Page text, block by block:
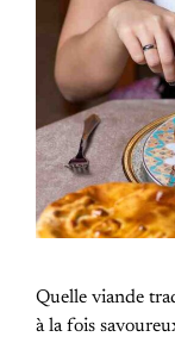
Quelle viande
à la fois